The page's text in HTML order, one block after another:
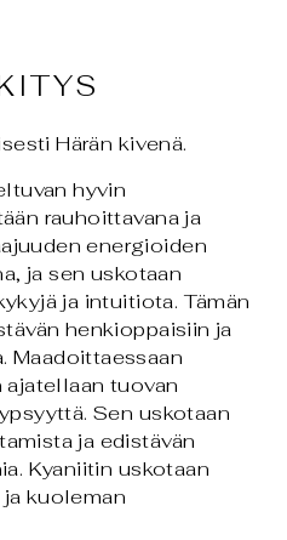
Härän kivenä.
hyvin
rauhoittavana ja
energioiden
ja sen uskotaan
ja intuitiota. Tämän
henkioppaisiin ja
Maadoittaessaan
ajatellaan tuovan
Sen uskotaan
ja edistävän
Kyaniitin uskotaan
kuoleman